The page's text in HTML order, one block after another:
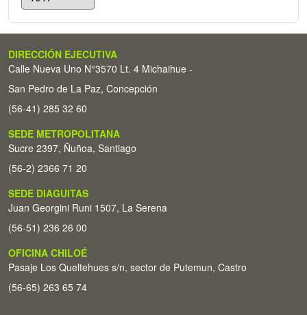
DIRECCIÓN EJECUTIVA
Calle Nueva Uno N°3570 Lt. 4 Michaihue -
San Pedro de La Paz, Concepción
(56-41) 285 32 60
SEDE METROPOLITANA
Sucre 2397, Ñuñoa, Santiago
(56-2) 2366 71 20
SEDE DIAGUITAS
Juan Georgini Runi 1507, La Serena
(56-51) 236 26 00
OFICINA CHILOÉ
Pasaje Los Queltehues s/n, sector de Putemun, Castro
(56-65) 263 65 74